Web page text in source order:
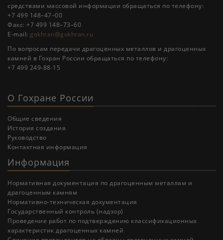
средствами массовой информации обращаться по телефону:
+7 499 148–47–00
Факс: +7 499 148–73–60
E-mail: gokhran@gokhran.ru
По вопросам передачи драгоценных металлов и драгоценных
камней в Гохран России обращаться по телефону:
+7 499 249-88-15
О Гохране России
Общие сведения
История создания
Руководство
Контактная информация
Информация
Нормативная документация по драгоценным металлам и
драгоценным камням
Нормативно-техническая документация
Государственный контроль (надзор)
Проведение работ по подтверждению классификационных
характеристик драгоценных камней